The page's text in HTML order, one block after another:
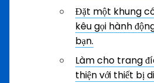
Đặt một khung
kêu gọi hành
bạn.
Làm cho trang
thiện với thiết bị